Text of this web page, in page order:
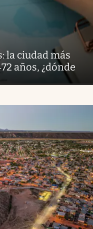
la ciudad más
años, ¿dónde